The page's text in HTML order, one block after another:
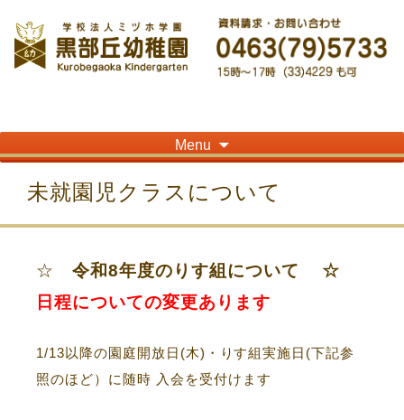
神奈川県平塚市の「学校法人ミヅホ学園黒部丘幼稚園」です！高麗山が見える閑静
な住宅街にある静かな環境で幼児教育を行っています
Menu
to
content
未就園児クラスについて
☆
令和8年度のりす組について ☆
日程についての変更あります
1/13以降の園庭開放日(木)・りす組実施日(下記参
照のほど）に随時 入会を受付けます